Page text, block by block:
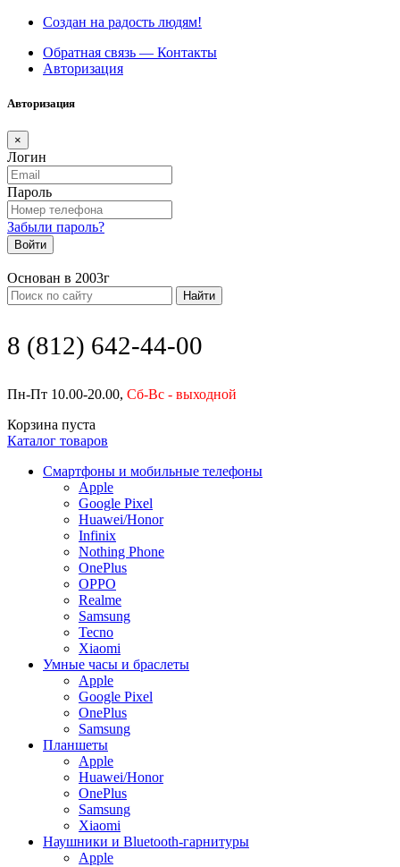
Создан на радость людям!
Обратная связь — Контакты
Авторизация
Авторизация
×
Логин
Пароль
Забыли пароль?
Войти
Основан в 2003г
Найти
8 (812) 642-44-00
Пн-Пт 10.00-20.00, Сб-Вс - выходной
Корзина пуста
Каталог товаров
Смартфоны и мобильные телефоны
Apple
Google Pixel
Huawei/Honor
Infinix
Nothing Phone
OnePlus
OPPO
Realme
Samsung
Tecno
Xiaomi
Умные часы и браслеты
Apple
Google Pixel
OnePlus
Samsung
Планшеты
Apple
Huawei/Honor
OnePlus
Samsung
Xiaomi
Наушники и Bluetooth-гарнитуры
Apple